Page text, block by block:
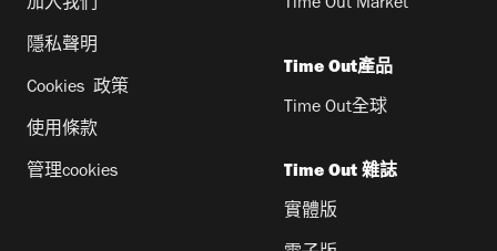
加入我們
隱私聲明
Cookies 政策
使用條款
管理cookies
Time Out Market
Time Out產品
Time Out全球
Time Out 雜誌
實體版